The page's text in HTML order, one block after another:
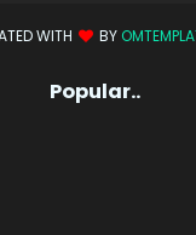
WITH BY
Popular..